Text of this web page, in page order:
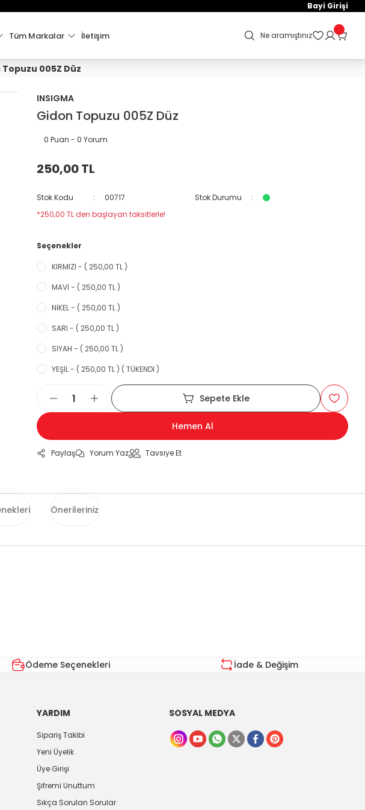
!
Bayi Girişi
Tüm Markalar İletişim Ne aramıştınız
005Z Düz
INSIGMA
Gidon Topuzu 005Z Düz
0 Puan - 0 Yorum
250,00 TL
Stok Kodu 00717
Stok Durumu
*250,00 TL den başlayan taksitlerle!
Seçenekler
KIRMIZI - ( 250,00 TL )
MAVİ - ( 250,00 TL )
NİKEL - ( 250,00 TL )
SARI - ( 250,00 TL )
SİYAH - ( 250,00 TL )
YEŞİL - ( 250,00 TL ) ( TÜKENDİ )
Sepete Ekle
Hemen Al
Paylaş Yorum Yaz Tavsiye Et
Önerileriniz
Ödeme Seçenekleri İade & Değişim
YARDIM
Sipariş Takibi
Yeni Üyelik
Üye Girişi
Şifremi Unuttum
Sıkça Sorulan Sorular
SOSYAL MEDYA